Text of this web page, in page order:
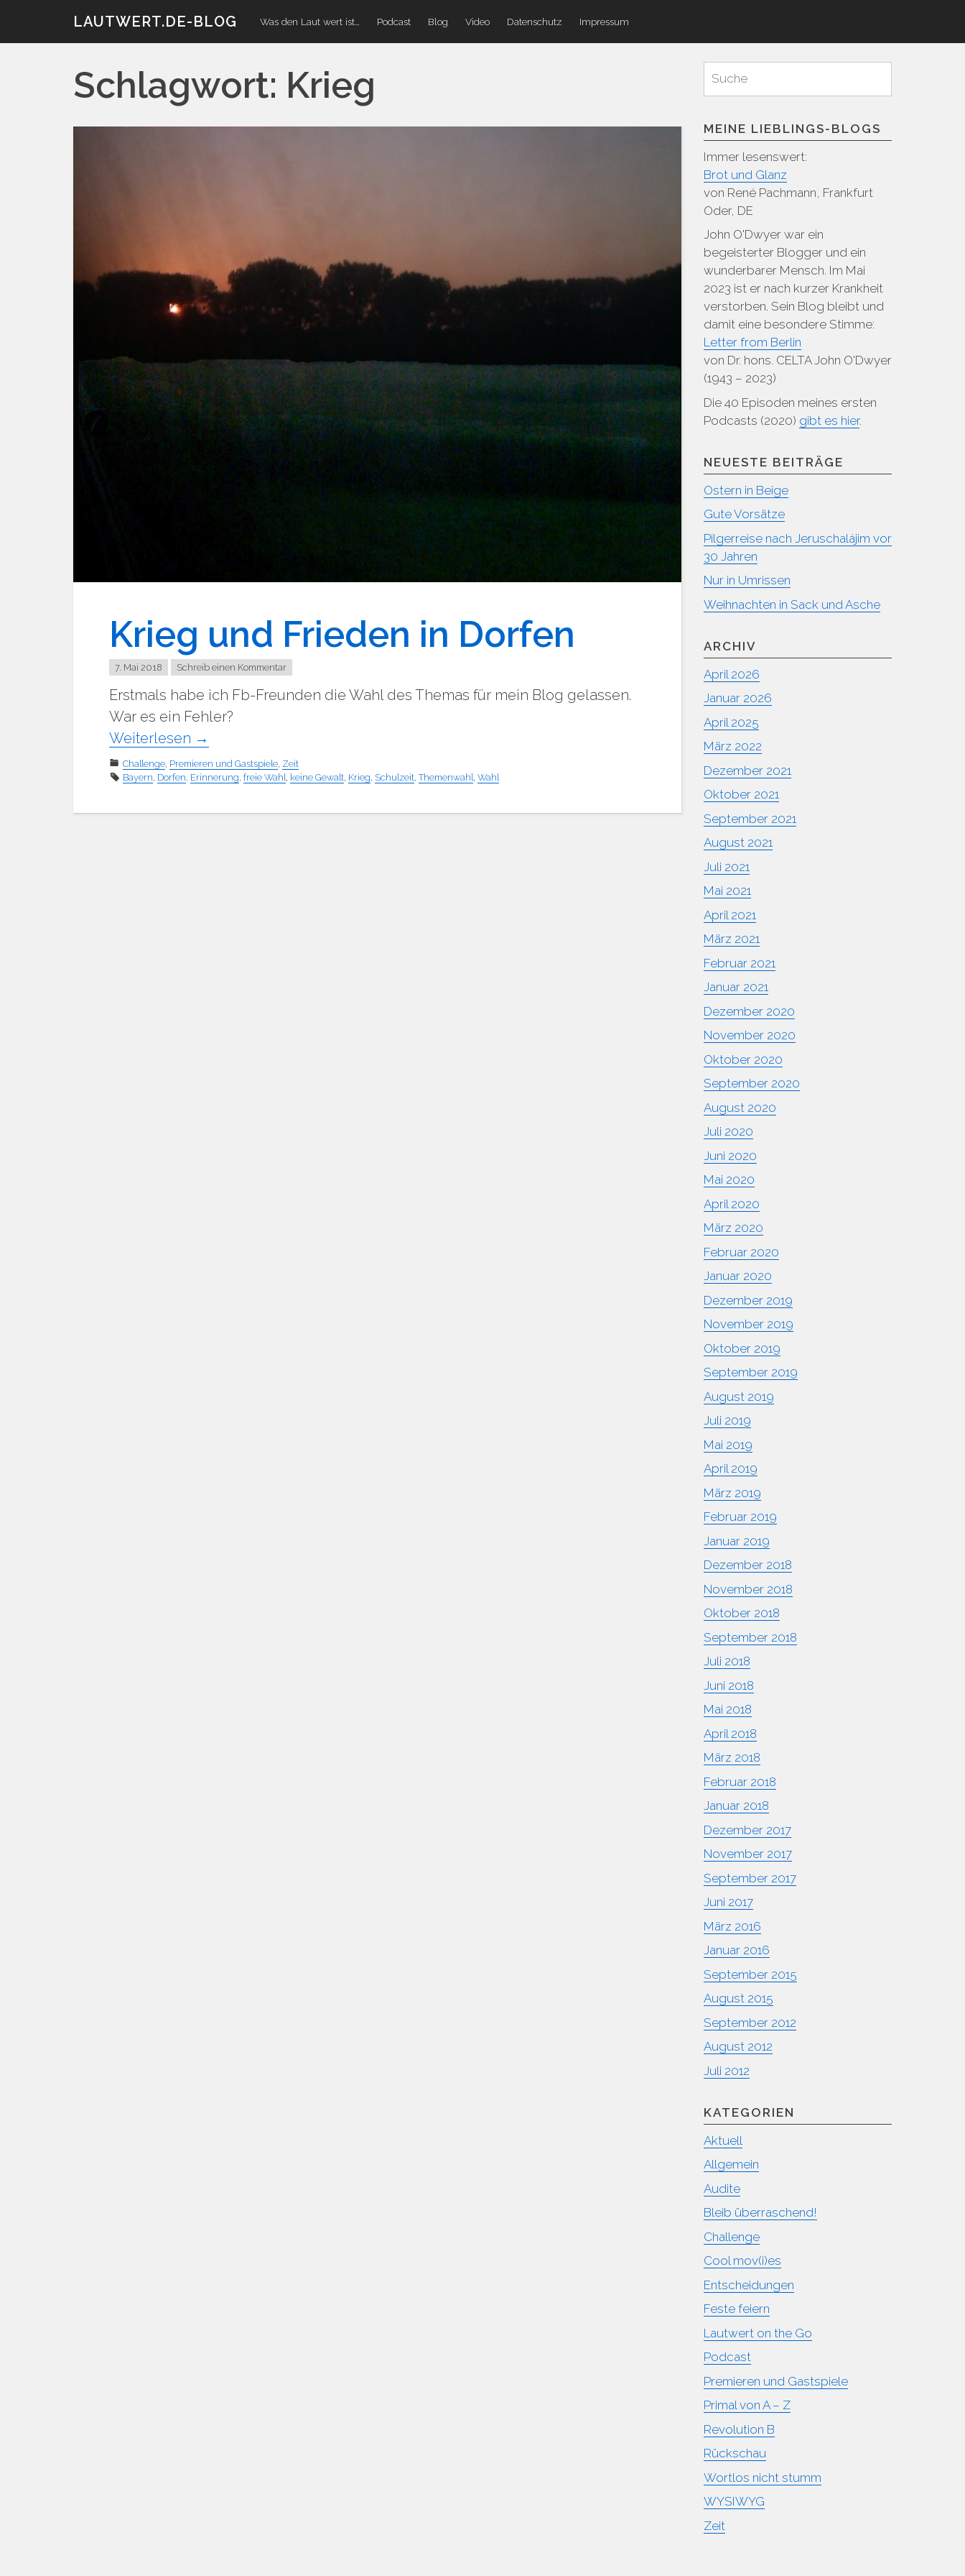
LAUTWERT.DE-BLOG Was den Laut wert ist… Podcast Blog Video Datenschutz Impressum
Schlagwort: Krieg
Krieg und Frieden in Dorfen
7. Mai 2018 Schreib einen Kommentar
Erstmals habe ich Fb-Freunden die Wahl des Themas für mein Blog gelassen.
War es ein Fehler?
Weiterlesen →
Challenge, Premieren und Gastspiele, Zeit
Bayern, Dorfen, Erinnerung, freie Wahl, keine Gewalt, Krieg, Schulzeit,Themenwahl, Wahl
für:
Suchen
MEINE LIEBLINGS-BLOGS
Immer lesenswert:
Brot und Glanz
von René Pachmann, Frankfurt
Oder, DE
John O'Dwyer war ein
begeisterter Blogger und ein
wunderbarer Mensch. Im Mai
2023 ist er nach kurzer Krankheit
verstorben. Sein Blog bleibt und
damit eine besondere Stimme:
Letter from Berlin
von Dr. hons. CELTA John O'Dwyer
(1943 – 2023)
Die 40 Episoden meines ersten
Podcasts (2020) gibt es hier.
NEUESTE BEITRÄGE
Ostern in Beige
Gute Vorsätze
Pilgerreise nach Jeruschalájim vor
30 Jahren
Nur in Umrissen
Weihnachten in Sack und Asche
ARCHIV
April 2026
Januar 2026
April 2025
März 2022
Dezember 2021
Oktober 2021
September 2021
August 2021
Juli 2021
Mai 2021
April 2021
März 2021
Februar 2021
Januar 2021
Dezember 2020
November 2020
Oktober 2020
September 2020
August 2020
Juli 2020
Juni 2020
Mai 2020
April 2020
März 2020
Februar 2020
Januar 2020
Dezember 2019
November 2019
Oktober 2019
September 2019
August 2019
Juli 2019
Mai 2019
April 2019
März 2019
Februar 2019
Januar 2019
Dezember 2018
November 2018
Oktober 2018
September 2018
Juli 2018
Juni 2018
Mai 2018
April 2018
März 2018
Februar 2018
Januar 2018
Dezember 2017
November 2017
September 2017
Juni 2017
März 2016
Januar 2016
September 2015
August 2015
September 2012
August 2012
Juli 2012
KATEGORIEN
Aktuell
Allgemein
Audite
Bleib überraschend!
Challenge
Cool mov(i)es
Entscheidungen
Feste feiern
Lautwert on the Go
Podcast
Premieren und Gastspiele
Primal von A – Z
Revolution B
Rückschau
Wortlos nicht stumm
WYSIWYG
Zeit